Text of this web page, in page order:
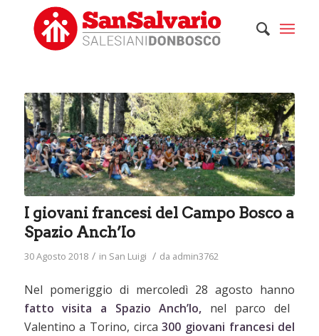
I giovani francesi del Campo Bosco a
Spazio Anch’Io
30 Agosto 2018 / in San Luigi / da admin3762
Nel pomeriggio di mercoledì 28 agosto hanno
fatto visita a Spazio Anch’Io, nel parco del
Valentino a Torino, circa300 giovani francesi del